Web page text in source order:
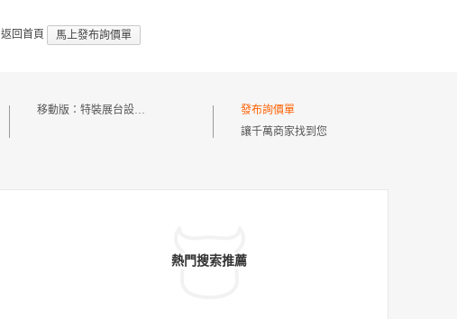
返回首頁 馬上發布詢價單
移動版： 特裝展台設計和制作
發布詢價單
讓千萬商家找到您
熱門搜索推薦